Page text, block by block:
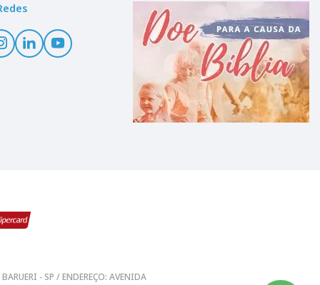
- SP / ENDEREÇO: AVENIDA